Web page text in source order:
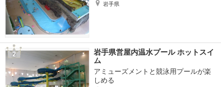
岩手県
岩手県営屋内温水プール ホットスイ
ム
アミューズメントと競泳用プールが楽
しめる